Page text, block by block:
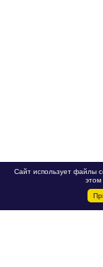
Сайт использует файлы
этом